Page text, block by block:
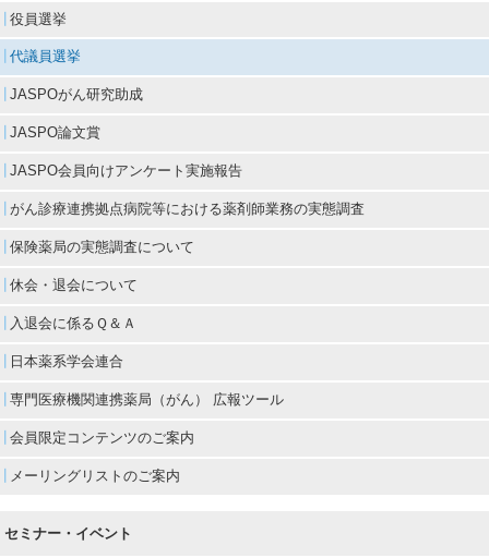
役員選挙
代議員選挙
JASPOがん研究助成
JASPO論文賞
JASPO会員向けアンケート実施報告
がん診療連携拠点病院等における薬剤師業務の実態調査
保険薬局の実態調査について
休会・退会について
入退会に係るＱ＆Ａ
日本薬系学会連合
専門医療機関連携薬局（がん） 広報ツール
会員限定コンテンツのご案内
メーリングリストのご案内
セミナー・イベント